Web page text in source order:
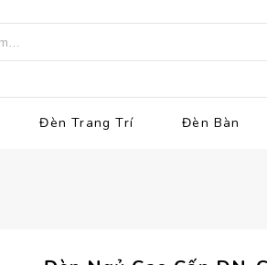
Đèn Trang Trí Đèn Bàn